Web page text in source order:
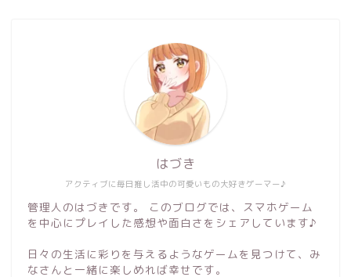
アクティブに毎日推し活中の可愛いもの大好きゲーマー♪
はづき
管理人のはづきです。 このブログでは、スマホゲーム
を中心にプレイした感想や面白さをシェアしています♪
日々の生活に彩りを与えるようなゲームを見つけて、み
なさんと一緒に楽しめれば幸せです。